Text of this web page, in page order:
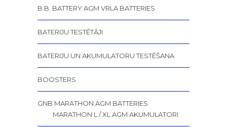
B.B. BATTERY AGM VRLA BATTERIES
BATERIJU TESTĒTĀJI
BATERIJU UN AKUMULATORU TESTĒŠANA
BOOSTERS
GNB MARATHON AGM BATTERIES
MARATHON L / XL AGM AKUMULATORI